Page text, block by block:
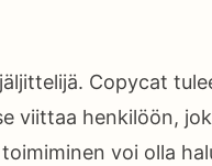
Copycat
viittaa henkilöön,
voi olla